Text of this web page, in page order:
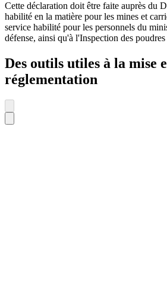
Cette déclaration doit être faite auprès du
habilité en la matière pour les mines et
service habilité pour les personnels du
défense, ainsi qu'à l'Inspection des
Des outils utiles à la mise
réglementation